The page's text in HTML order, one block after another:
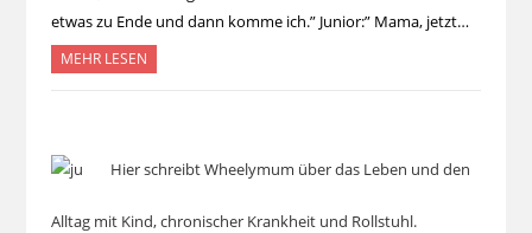
etwas zu Ende und dann komme ich.” Junior:” Mama, jetzt…
MEHR LESEN
Hier schreibt Wheelymum über das Leben und den
Alltag mit Kind, chronischer Krankheit und Rollstuhl.